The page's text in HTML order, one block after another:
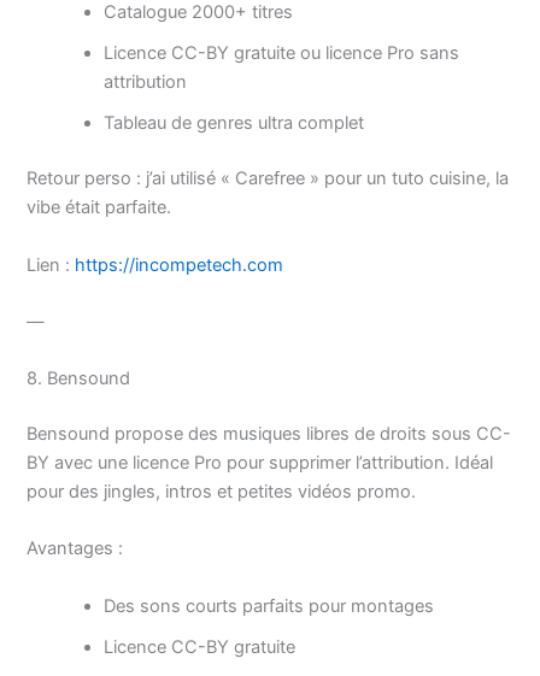
Catalogue 2000+ titres
Licence CC-BY gratuite ou licence Pro sans
attribution
Tableau de genres ultra complet
Retour perso : j’ai utilisé « Carefree » pour un tuto cuisine, la
vibe était parfaite.
Lien : https://incompetech.com
—
8. Bensound
Bensound propose des musiques libres de droits sous CC-
BY avec une licence Pro pour supprimer l’attribution. Idéal
pour des jingles, intros et petites vidéos promo.
Avantages :
Des sons courts parfaits pour montages
Licence CC-BY gratuite